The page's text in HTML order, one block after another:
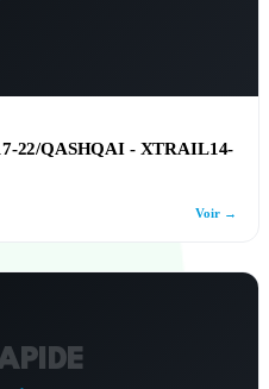
22/QASHQAI - XTRAIL14-
Voir →